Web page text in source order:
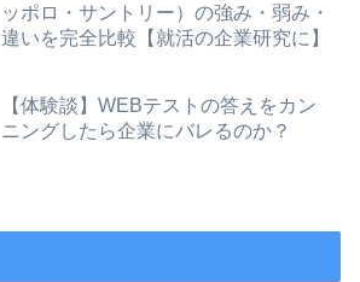
ッポロ・サントリー）の強み・弱み・
違いを完全比較【就活の企業研究に】
【体験談】WEBテストの答えをカン
ニングしたら企業にバレるのか？